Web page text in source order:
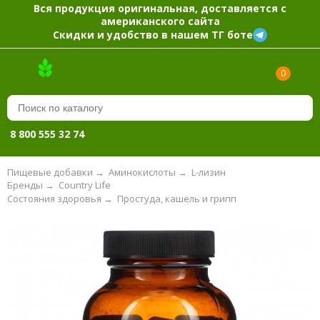
Вся продукция оригинальная, доставляется с
американского сайта
Скидки и удобство в нашем ТГ боте
0
8 800 555 32 74
Пищевые добавки → Аминокислоты → L-лизин
Country Life
Бренды →
Простуда, кашель и грипп
Состояния здоровья →